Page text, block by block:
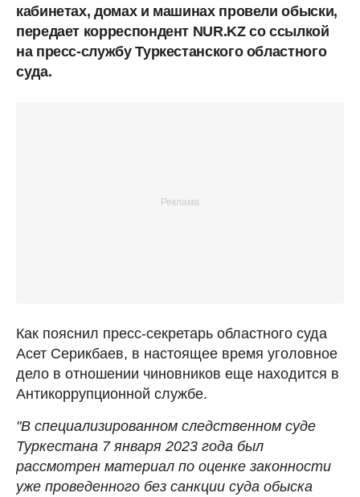
кабинетах, домах и машинах провели обыски,
передает корреспондент NUR.KZ со ссылкой
на пресс-службу Туркестанского областного
суда.
Как пояснил пресс-секретарь областного суда
Асет Серикбаев, в настоящее время уголовное
дело в отношении чиновников еще находится в
Антикоррупционной службе.
"В специализированном следственном суде
Туркестана 7 января 2023 года был
рассмотрен материал по оценке законности
уже проведенного без санкции суда обыска